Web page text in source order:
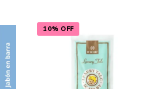
10% OFF